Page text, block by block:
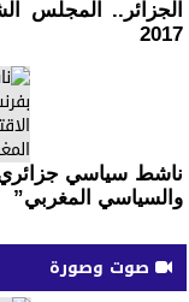
الجزائر.. المجلس
2017
ناشط سياسي جزائري
والسياسي المغربي”
صوت وصورة